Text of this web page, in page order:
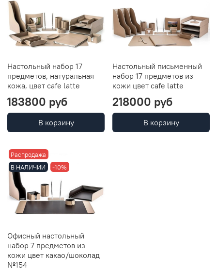
Настольный набор 17
предметов, натуральная
кожа, цвет cafe latte
183800 руб
В корзину
Настольный письменный
набор 17 предметов из
кожи цвет cafe latte
218000 руб
В корзину
Распродажа
В НАЛИЧИИ
-10%
Офисный настольный
набор 7 предметов из
кожи цвет какао/шоколад
№154